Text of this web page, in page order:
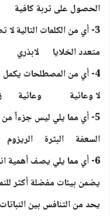
الحصول على تربة
3- أي من الكلمات التالية لا تصف النبات المبين في الشكل المقابل :
متعدد الخلايا
4- أي من المصطلحات يكمل خريطة المفاهيم التالية بشكل صحيح :
لا وعائية وعائية
5- أي مما يلي ليس جزءاً من جيل النبات البوغي للسراخس :
السعفة البثرة
6- أي مما يلي يصف أهمية انتشار البذور :
يضمن بيئات مفضلة
يحد من التنافس بين